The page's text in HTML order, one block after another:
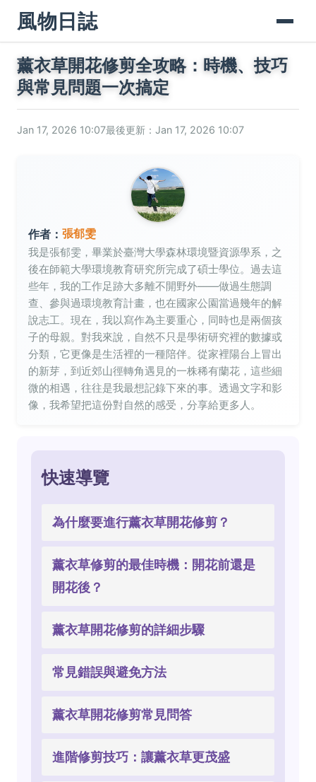
風物日誌
薰衣草開花修剪全攻略：時機、技巧
與常見問題一次搞定
Jan 17, 2026 10:07最後更新：Jan 17, 2026 10:07
作者： 張郁雯
我是張郁雯，畢業於臺灣大學森林環境暨資源學系，之
後在師範大學環境教育研究所完成了碩士學位。過去這
些年，我的工作足跡大多離不開野外——做過生態調
查、參與過環境教育計畫，也在國家公園當過幾年的解
說志工。現在，我以寫作為主要重心，同時也是兩個孩
子的母親。對我來說，自然不只是學術研究裡的數據或
分類，它更像是生活裡的一種陪伴。從家裡陽台上冒出
的新芽，到近郊山徑轉角遇見的一株稀有蘭花，這些細
微的相遇，往往是我最想記錄下來的事。透過文字和影
像，我希望把這份對自然的感受，分享給更多人。
快速導覽
為什麼要進行薰衣草開花修剪？
薰衣草修剪的最佳時機：開花前還是
開花後？
薰衣草開花修剪的詳細步驟
常見錯誤與避免方法
薰衣草開花修剪常見問答
進階修剪技巧：讓薰衣草更茂盛